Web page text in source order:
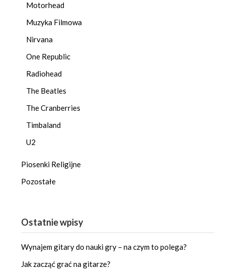
Motorhead
Muzyka Filmowa
Nirvana
One Republic
Radiohead
The Beatles
The Cranberries
Timbaland
U2
Piosenki Religijne
Pozostałe
Ostatnie wpisy
Wynajem gitary do nauki gry – na czym to polega?
Jak zacząć grać na gitarze?